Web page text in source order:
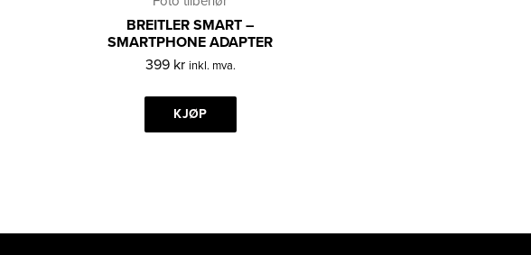
BREITLER SMART –
SMARTPHONE ADAPTER
399 kr inkl. mva.
KJØP